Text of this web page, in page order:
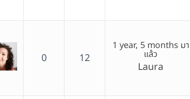
0 12
1 year, 5 months มา
แล้ว
Laura